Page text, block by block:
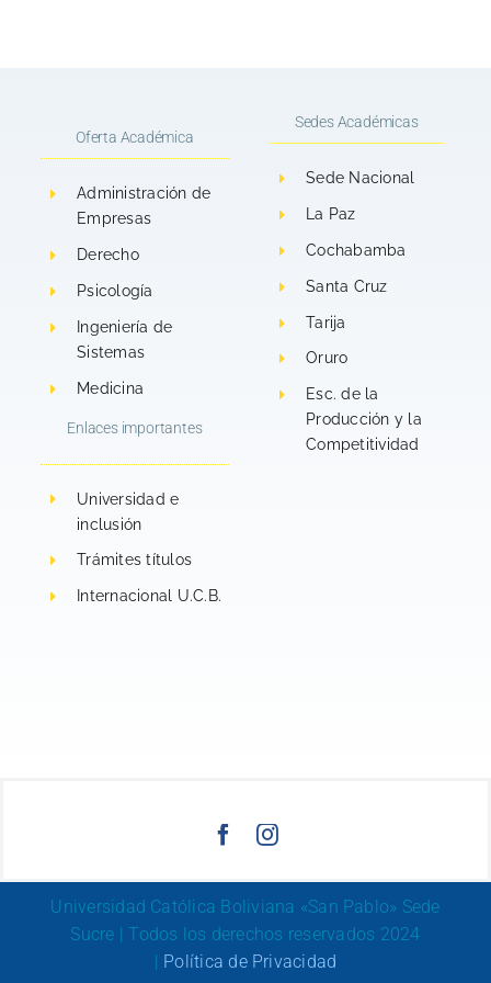
PABLO»
SEDE
LA
PLATA
SUCRE.
LA
UNIVERSIDAD
CATÓLICA
SEDE
–
SUCRE.
–
SUCRE.
«SAN
Oferta Académica
Administración de
Empresas
Derecho
Psicología
Ingeniería de
Sistemas
Medicina
Enlaces importantes
Universidad e
inclusión
Trámites títulos
Internacional U.C.B.
Sedes Académicas
Sede Nacional
La Paz
Cochabamba
Santa Cruz
Tarija
Oruro
Esc. de la
Producción y la
Competitividad
Universidad Católica Boliviana «San Pablo» Sede
Sucre | Todos los derechos reservados 2024
| Política de Privacidad